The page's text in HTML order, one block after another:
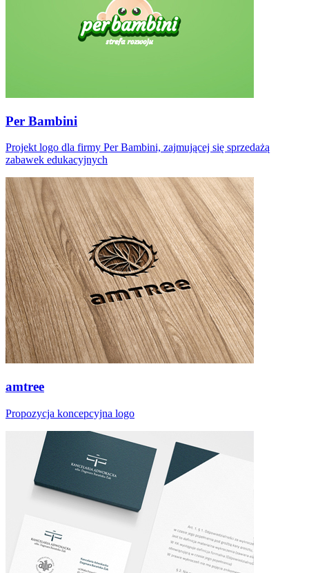
Per Bambini
Projekt logo dla firmy Per Bambini, zajmującej się sprzedażą
zabawek edukacyjnych
amtree
Propozycja koncepcyjna logo